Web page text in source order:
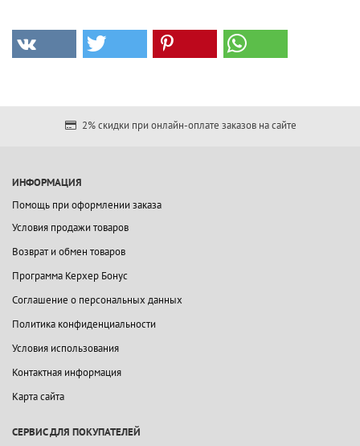
2% скидки при онлайн-оплате заказов на сайте
ИНФОРМАЦИЯ
Помощь при оформлении заказа
Условия продажи товаров
Возврат и обмен товаров
Программа Керхер Бонус
Соглашение о персональных данных
Политика конфиденциальности
Условия использования
Контактная информация
Карта сайта
СЕРВИС ДЛЯ ПОКУПАТЕЛЕЙ